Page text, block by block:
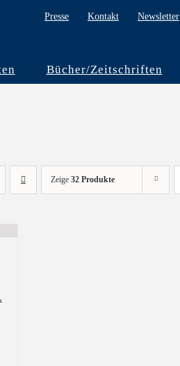
Presse Kontakt Newsletter
Bücher/Zeitschriften
Zeige 32 Produkte